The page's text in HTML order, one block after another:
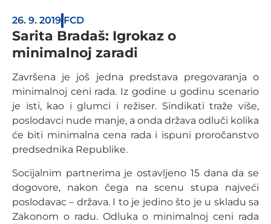
26. 9. 2019 FCD
Sarita Bradaš: Igrokaz o
minimalnoj zaradi
Završena je još jedna predstava pregovaranja o
minimalnoj ceni rada. Iz godine u godinu scenario
je isti, kao i glumci i režiser. Sindikati traže više,
poslodavci nude manje, a onda država odluči kolika
će biti minimalna cena rada i ispuni proročanstvo
predsednika Republike.
Socijalnim partnerima je ostavljeno 15 dana da se
dogovore, nakon čega na scenu stupa najveći
poslodavac – država. I to je jedino što je u skladu sa
Zakonom o radu. Odluka o minimalnoj ceni rada